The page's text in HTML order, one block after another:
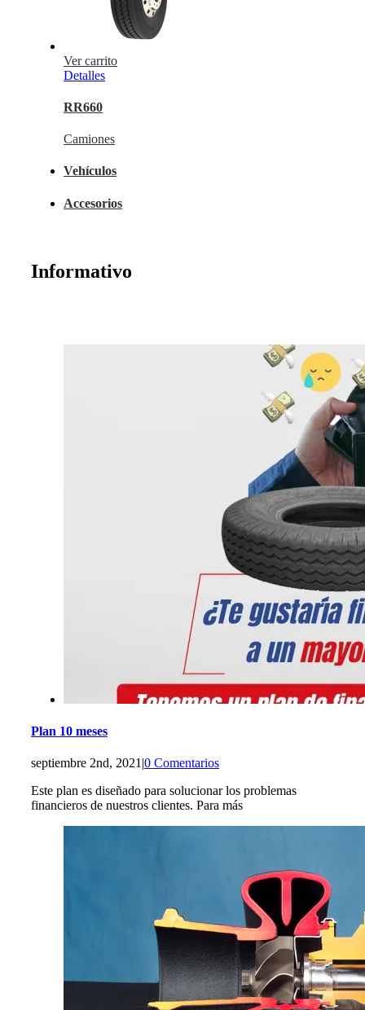
Ver carrito
Detalles
RR660
Camiones
Vehículos
Accesorios
Informativo
Plan 10 meses
septiembre 2nd, 2021 |0 Comentarios
Este plan es diseñado para solucionar los problemas
financieros de nuestros clientes. Para más